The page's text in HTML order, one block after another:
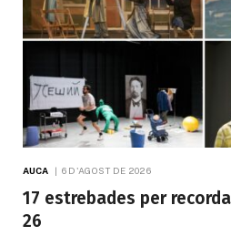
AUCA 6 D'AGOST DE 2026
17 estrebades per
26